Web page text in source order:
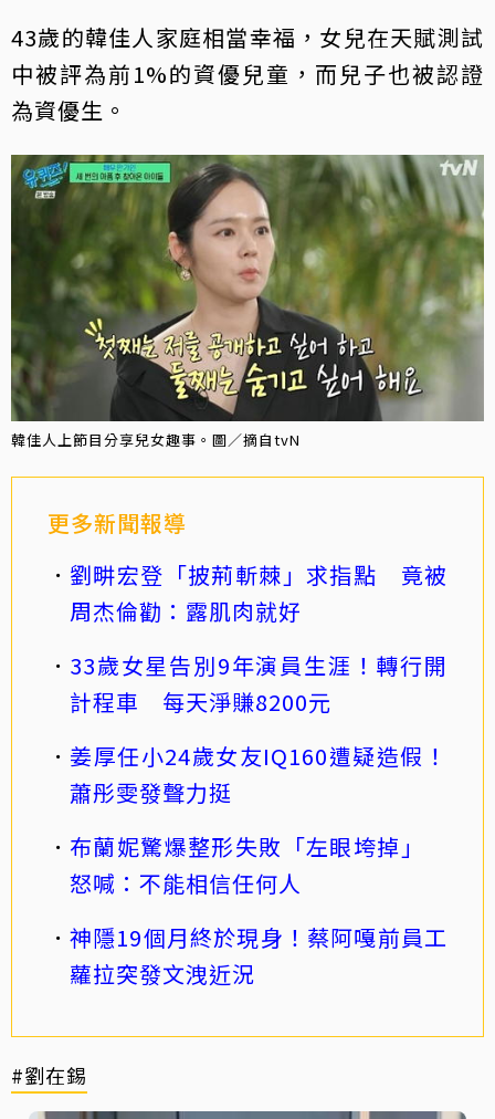
43歲的韓佳人家庭相當幸福，女兒在天賦測試
中被評為前1%的資優兒童，而兒子也被認證
為資優生。
韓佳人上節目分享兒女趣事。圖／摘自tvN
更多新聞報導
劉畊宏登「披荊斬棘」求指點 竟被
周杰倫勸：露肌肉就好
33歲女星告別9年演員生涯！轉行開
計程車 每天淨賺8200元
姜厚任小24歲女友IQ160遭疑造假！
蕭彤雯發聲力挺
布蘭妮驚爆整形失敗「左眼垮掉」
怒喊：不能相信任何人
神隱19個月終於現身！蔡阿嘎前員工
蘿拉突發文洩近況
#劉在錫